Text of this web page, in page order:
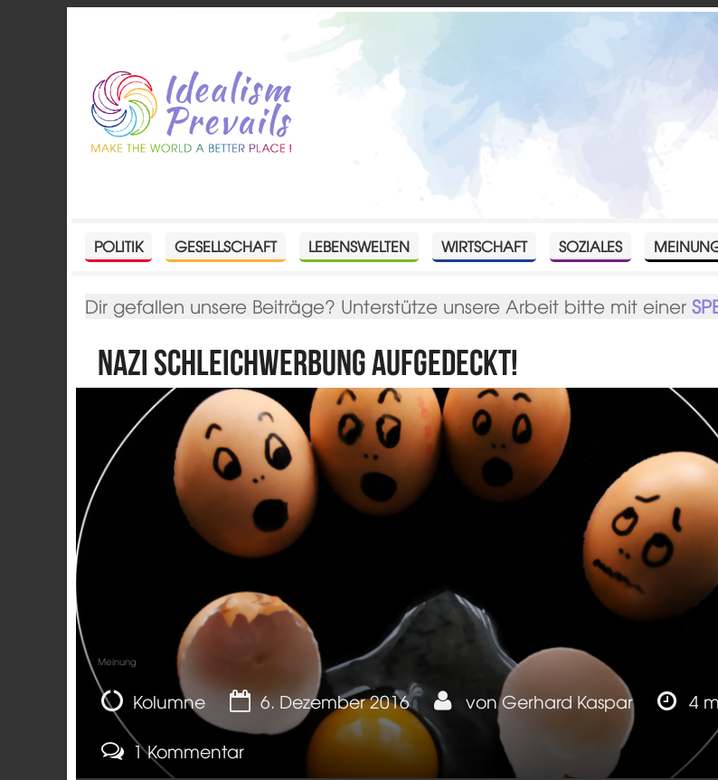
POLITIK GESELLSCHAFT LEBENSWELTEN WIRTSCHAFT SOZIALES
Dir gefallen unsere Beiträge? Unterstütze unsere Arbeit bitte mit einer
Nazi Schleichwerbung aufgedeckt!
Meinung
Kolumne 6. Dezember 2016 vonGerhard Kaspar
4
1 Kommentar